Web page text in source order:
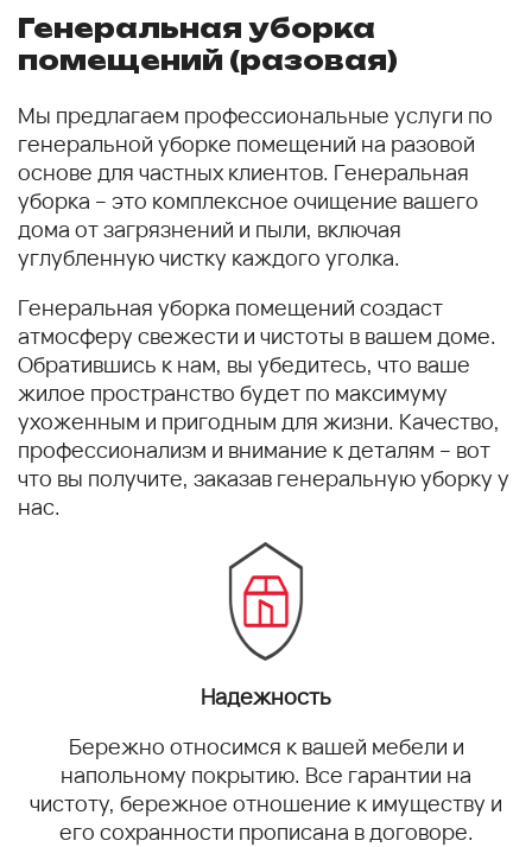
Генеральная уборка
помещений (разовая)
Мы предлагаем профессиональные услуги по
генеральной уборке помещений на разовой
основе для частных клиентов. Генеральная
уборка – это комплексное очищение вашего
дома от загрязнений и пыли, включая
углубленную чистку каждого уголка.
Генеральная уборка помещений создаст
атмосферу свежести и чистоты в вашем доме.
Обратившись к нам, вы убедитесь, что ваше
жилое пространство будет по максимуму
ухоженным и пригодным для жизни. Качество,
профессионализм и внимание к деталям – вот
что вы получите, заказав генеральную уборку у
нас.
Надежность
Бережно относимся к вашей мебели и
напольному покрытию. Все гарантии на
чистоту, бережное отношение к имуществу и
его сохранности прописана в договоре.